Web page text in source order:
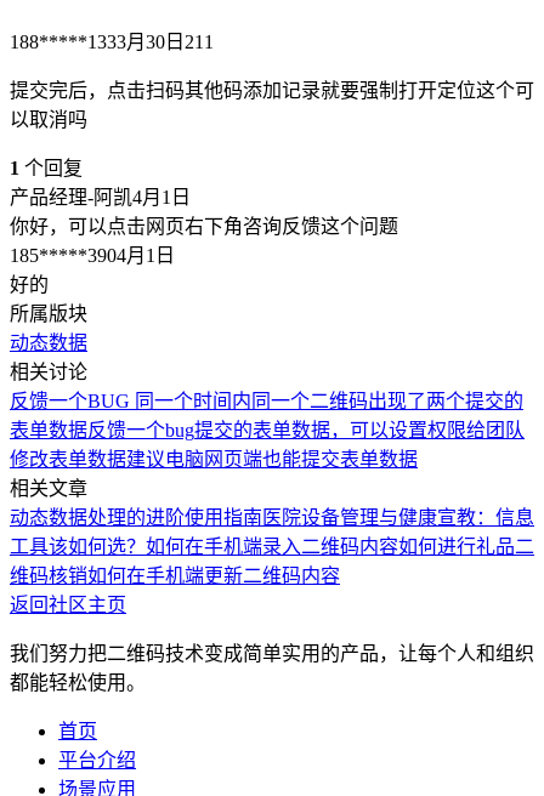
188*****1333月30日 211
提交完后，点击扫码其他码添加记录就要强制打开定位这个可
以取消吗
1 个回复
产品经理-阿凯4月1日
你好，可以点击网页右下角咨询反馈这个问题
185*****3904月1日
好的
所属版块
动态数据
相关讨论
反馈一个BUG 同一个时间内同一个二维码出现了两个提交的
表单数据反馈一个bug提交的表单数据，可以设置权限给团队
修改表单数据建议电脑网页端也能提交表单数据
相关文章
动态数据处理的进阶使用指南 医院设备管理与健康宣教：信息
工具该如何选？ 如何在手机端录入二维码内容如何进行礼品二
维码核销如何在手机端更新二维码内容
返回社区主页
我们努力把二维码技术变成简单实用的产品，让每个人和组织
都能轻松使用。
首页
平台介绍
场景应用